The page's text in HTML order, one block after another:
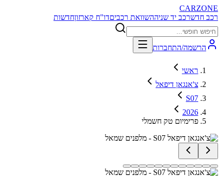
CARZONE
רכב חדשרכב יד שניההשוואת רכביםדו"ח קארזוןחדשות
הרשמה/התחברות
ראשי
צ'אנגאן דיפאל
S07
2026
פרימיום טק חשמלי